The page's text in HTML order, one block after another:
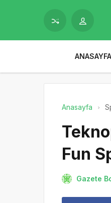
ANASAYFA
Anasayfa
Fun
Gazete